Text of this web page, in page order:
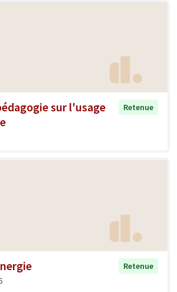
sur l'usage
Retenue
Retenue